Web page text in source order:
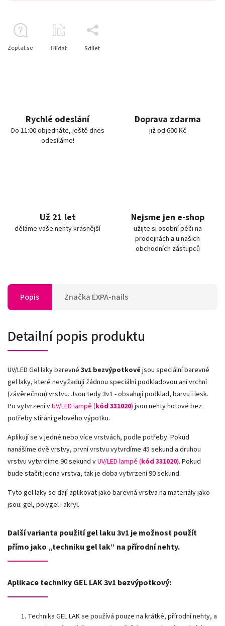
Zeptat se Hlídat Sdílet
Rychlé odeslání
Do 11:00 objednáte, ještě dnes
odesíláme!
Doprava zdarma
již od 600 Kč
Už 21 let
děláme vaše nehty krásnější
Nejsme jen e-shop
užijte si osobní péči na
prodejnách a u našich
obchodních zástupců
Popis Značka EXPA-nails
Detailní popis produktu
UV/LED Gel laky barevné 3v1 bezvýpotkové jsou speciální barevné
gel laky, které nevyžadují žádnou speciální podkladovou ani vrchní
(závěrečnou) vrstvu. Jsou tedy 3v1 - obsahují podklad, barvu i lesk.
Po vytvrzení vUV/LED lampě (kód 331020) jsou nehty hotové bez
potřeby stírání gelového výpotku.
Aplikují se v jedné nebo více vrstvách, podle potřeby. Pokud
nanášíme dvě vrstvy, první vrstvu vytvrdíme 45 sekund a druhou
vrstvu vytvrdíme 90 sekund vUV/LED lampě (kód 331020). Pokud
bude stačit jedna vrstva, tak je doba vytvrzení 90 sekund.
Tyto gel laky se dají aplikovat jako barevná vrstva na materiály jako
jsou: gel, polygel i akryl.
Další varianta použití gel laku 3v1 je možnost použít
přímo jako „techniku gel lak“ na přírodní nehty.
Aplikace techniky GEL LAK 3v1 bezvýpotkový:
Technika GEL LAK se používá pouze na krátké, přírodní nehty, a